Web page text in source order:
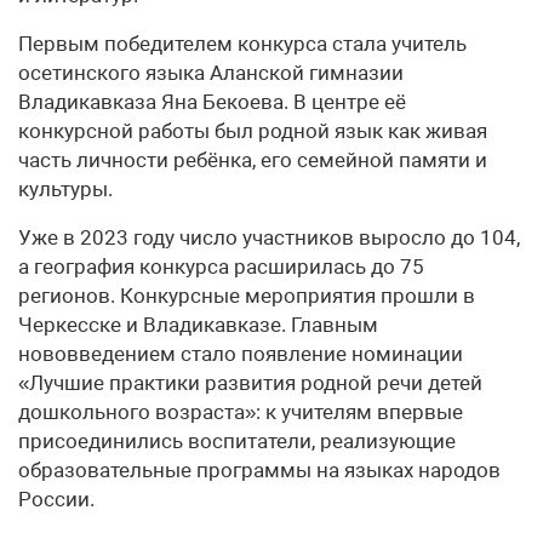
Первым победителем конкурса стала учитель
осетинского языка Аланской гимназии
Владикавказа Яна Бекоева. В центре её
конкурсной работы был родной язык как живая
часть личности ребёнка, его семейной памяти и
культуры.
Уже в 2023 году число участников выросло до 104,
а география конкурса расширилась до 75
регионов. Конкурсные мероприятия прошли в
Черкесске и Владикавказе. Главным
нововведением стало появление номинации
«Лучшие практики развития родной речи детей
дошкольного возраста»: к учителям впервые
присоединились воспитатели, реализующие
образовательные программы на языках народов
России.